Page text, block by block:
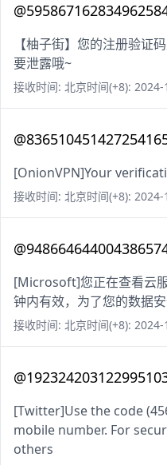
【柚子街】您的注册验证
要泄露哦~
接收时间: 北京时间(+8):
[OnionVPN]Your
接收时间: 北京时间(+8):
[Microsoft]您正在查看云
钟内有效，为了您的数据
接收时间: 北京时间(+8):
[Twitter]Use the code
mobile number. For
others